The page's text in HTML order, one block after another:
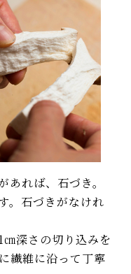
れば、石づき。
。石づきがなけれ
深さの切り込みを
繊維に沿って丁寧